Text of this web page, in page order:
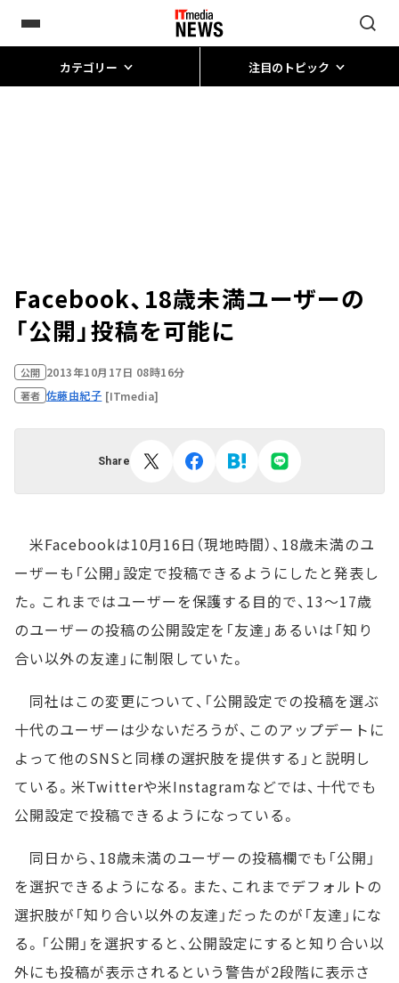
カテゴリー 注目のトピック
Facebook、18歳未満ユーザーの
「公開」投稿を可能に
公開 2013年10月17日 08時16分
著者 佐藤由紀子 [ITmedia]
Share
米Facebookは10月16日（現地時間）、18歳未満のユ
ーザーも「公開」設定で投稿できるようにしたと発表し
た。これまではユーザーを保護する目的で、13～17歳
のユーザーの投稿の公開設定を「友達」あるいは「知り
合い以外の友達」に制限していた。
同社はこの変更について、「公開設定での投稿を選ぶ
十代のユーザーは少ないだろうが、このアップデートに
よって他のSNSと同様の選択肢を提供する」と説明し
ている。米Twitterや米Instagramなどでは、十代でも
公開設定で投稿できるようになっている。
同日から、18歳未満のユーザーの投稿欄でも「公開」
を選択できるようになる。また、これまでデフォルトの
選択肢が「知り合い以外の友達」だったのが「友達」にな
る。「公開」を選択すると、公開設定にすると知り合い以
外にも投稿が表示されるという警告が2段階に表示さ